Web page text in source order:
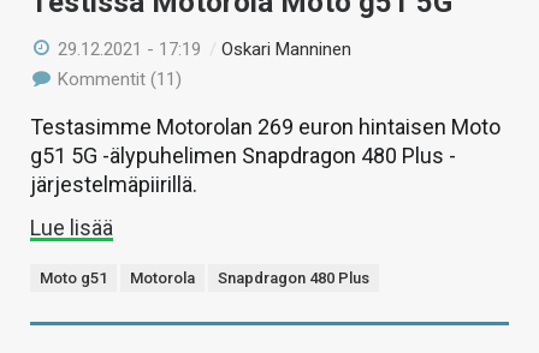
29.12.2021 - 17:19 /Oskari Manninen
Kommentit (11)
Testasimme Motorolan 269 euron hintaisen Moto
g51 5G -älypuhelimen Snapdragon 480 Plus -
järjestelmäpiirillä.
Lue lisää
Moto g51 Motorola Snapdragon 480 Plus